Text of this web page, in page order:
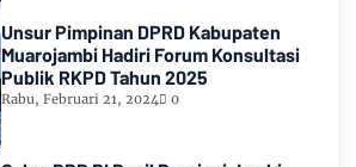
Unsur Pimpinan DPRD Kabupaten
Muarojambi Hadiri Forum Konsultasi
Publik RKPD Tahun 2025
Rabu, Februari 21, 2024 0